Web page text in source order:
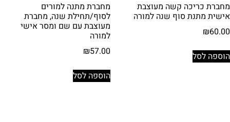
מחברת כריכה קשה מעוצבת
אישית מתנת סוף שנה למורה
₪60.00
הוספה לסל
מחברת מתנה למורים
לסוף/תחילת שנה, מחברת
מעוצבת עם שם ומסר אישי
למורה
₪57.00
הוספה לסל